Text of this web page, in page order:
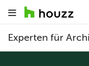
Experten für